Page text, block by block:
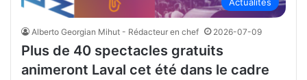
Actualités
Alberto Georgian Mihut - Rédacteur en chef 2026-07-09
Plus de 40 spectacles gratuits
animeront Laval cet été dans le cadre